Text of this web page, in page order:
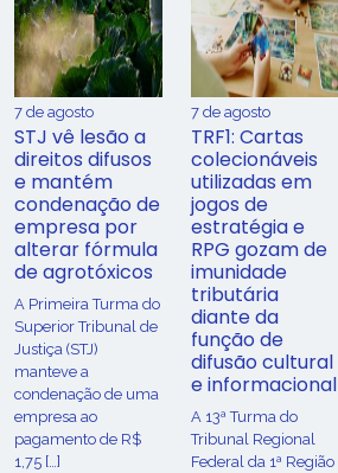
7 de agosto
STJ vê lesão a
direitos difusos
e mantém
condenação de
empresa por
alterar fórmula
de agrotóxicos
​A Primeira Turma do
Superior Tribunal de
Justiça (STJ)
manteve a
condenação de uma
empresa ao
pagamento de R$
1,75 […]
7 de agosto
TRF1: Cartas
colecionáveis
utilizadas em
jogos de
estratégia e
RPG gozam de
imunidade
tributária
diante da
função de
difusão cultural
e informacional
A 13ª Turma do
Tribunal Regional
Federal da 1ª Região